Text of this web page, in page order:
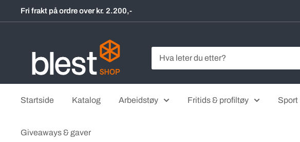
til
Fri frakt på ordre over kr. 2.200,-
Startside Katalog Arbeidstøy Fritids & profiltøy Sport
Giveaways & gaver